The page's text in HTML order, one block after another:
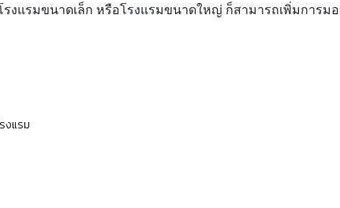
งแรมขนาดเล็ก หรือโรงแรมขนาดใหญ่ ก็สามารถเพิ่มการม
งแรม